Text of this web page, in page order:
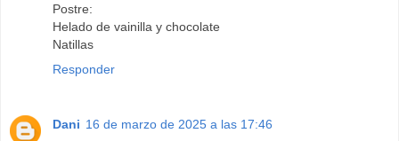
Postre:
Helado de vainilla y chocolate
Natillas
Responder
Dani 16 de marzo de 2025 a las 17:46